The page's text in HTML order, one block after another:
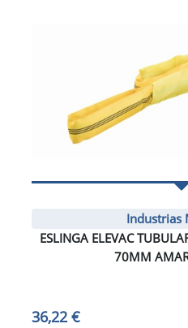
Industrias
ESLINGA ELEVAC
70MM
36,22 €